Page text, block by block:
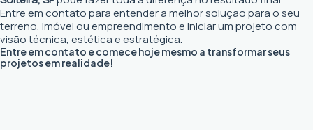
Entre em contato para entender a melhor solução para o seu
terreno, imóvel ou empreendimento e iniciar um projeto com
visão técnica, estética e estratégica.
Entre em contato e comece hoje mesmo a transformar seus
projetos em realidade!